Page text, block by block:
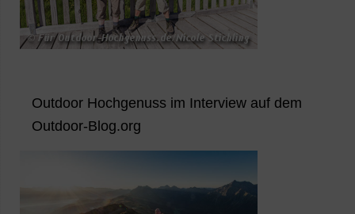
Outdoor Hochgenuss im Interview auf dem
Outdoor-Blog.org